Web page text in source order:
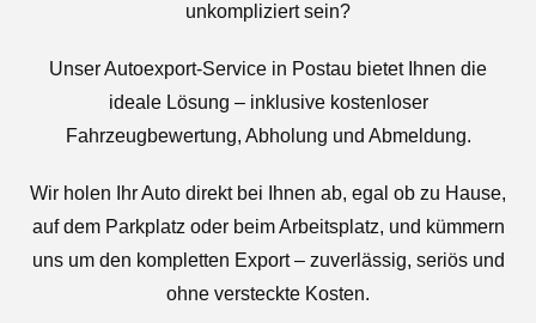
unkompliziert sein?
Unser Autoexport-Service in Postau bietet Ihnen die
ideale Lösung – inklusive kostenloser
Fahrzeugbewertung, Abholung und Abmeldung.
Wir holen Ihr Auto direkt bei Ihnen ab, egal ob zu Hause,
auf dem Parkplatz oder beim Arbeitsplatz, und kümmern
uns um den kompletten Export – zuverlässig, seriös und
ohne versteckte Kosten.